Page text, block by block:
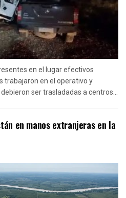
en el lugar efectivos
trabajaron en el operativo y
ser trasladadas a centros...
en manos extranjeras en la